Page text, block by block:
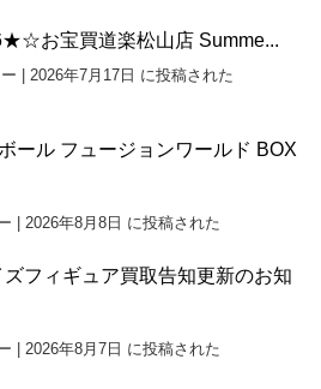
お宝買道楽松山店 Summe...
| 2026年7月17日 に投稿された
ール フュージョンワールド BOX
| 2026年8月8日 に投稿された
ズフィギュア買取告知更新のお知
| 2026年8月7日 に投稿された